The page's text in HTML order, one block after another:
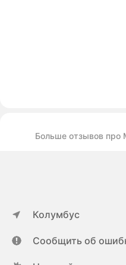
Больше отзывов про
Колумбус
Сообщить об